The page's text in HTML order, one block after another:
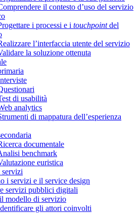
il contesto d’uso del servizio
i processi e i touchpointdel
l’interfaccia utente del servizio
la soluzione ottenuta
di usabilità
analytics
di mappatura dell’esperienza
documentale
benchmark
euristica
servizi
i servizi e il service design
servizi pubblici digitali
modello di servizio
gli attori coinvolti